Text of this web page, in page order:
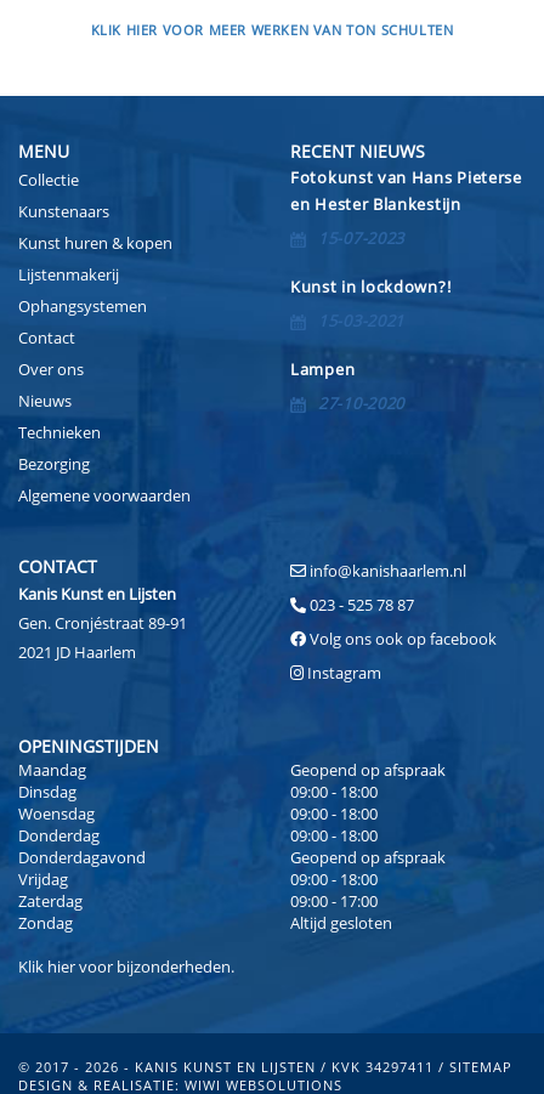
KLIK HIER VOOR MEER WERKEN VAN TON SCHULTEN
MENU
Collectie
Kunstenaars
Kunst huren & kopen
Lijstenmakerij
Ophangsystemen
Contact
Over ons
Nieuws
Technieken
Bezorging
Algemene voorwaarden
RECENT NIEUWS
Fotokunst van Hans Pieterse
en Hester Blankestijn
15-07-2023
Kunst in lockdown?!
15-03-2021
Lampen
27-10-2020
CONTACT
Kanis Kunst en Lijsten
Gen. Cronjéstraat 89-91
2021 JD Haarlem
info@kanishaarlem.nl
023 - 525 78 87
Volg ons ook op facebook
Instagram
OPENINGSTIJDEN
Maandag
Geopend op afspraak
Dinsdag
09:00 - 18:00
Woensdag
09:00 - 18:00
Donderdag
09:00 - 18:00
Donderdagavond
Geopend op afspraak
Vrijdag
09:00 - 18:00
Zaterdag
09:00 - 17:00
Zondag
Altijd gesloten
Klik hiervoor bijzonderheden.
© 2017 - 2026 - KANIS KUNST EN LIJSTEN / KVK 34297411 / SITEMAP
DESIGN & REALISATIE: WIWI WEBSOLUTIONS